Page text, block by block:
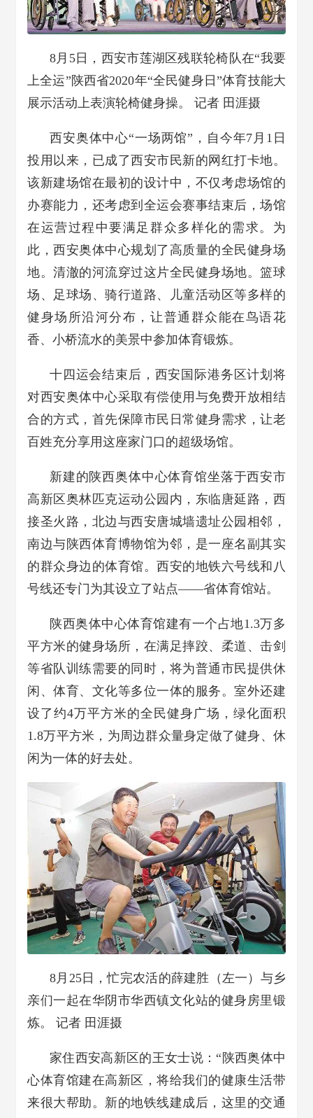
8月5日，西安市莲湖区残联轮椅队在“我要
上全运”陕西省2020年“全民健身日”体育技能大
展示活动上表演轮椅健身操。 记者 田涯摄
西安奥体中心“一场两馆”，自今年7月1日
投用以来，已成了西安市民新的网红打卡地。
该新建场馆在最初的设计中，不仅考虑场馆的
办赛能力，还考虑到全运会赛事结束后，场馆
在运营过程中要满足群众多样化的需求。为
此，西安奥体中心规划了高质量的全民健身场
地。清澈的河流穿过这片全民健身场地。篮球
场、足球场、骑行道路、儿童活动区等多样的
健身场所沿河分布，让普通群众能在鸟语花
香、小桥流水的美景中参加体育锻炼。
十四运会结束后，西安国际港务区计划将
对西安奥体中心采取有偿使用与免费开放相结
合的方式，首先保障市民日常健身需求，让老
百姓充分享用这座家门口的超级场馆。
新建的陕西奥体中心体育馆坐落于西安市
高新区奥林匹克运动公园内，东临唐延路，西
接圣火路，北边与西安唐城墙遗址公园相邻，
南边与陕西体育博物馆为邻，是一座名副其实
的群众身边的体育馆。西安的地铁六号线和八
号线还专门为其设立了站点——省体育馆站。
陕西奥体中心体育馆建有一个占地1.3万多
平方米的健身场所，在满足摔跤、柔道、击剑
等省队训练需要的同时，将为普通市民提供休
闲、体育、文化等多位一体的服务。室外还建
设了约4万平方米的全民健身广场，绿化面积
1.8万平方米，为周边群众量身定做了健身、休
闲为一体的好去处。
8月25日，忙完农活的薛建胜（左一）与乡
亲们一起在华阴市华西镇文化站的健身房里锻
炼。 记者 田涯摄
家住西安高新区的王女士说：“陕西奥体中
心体育馆建在高新区，将给我们的健康生活带
来很大帮助。新的地铁线建成后，这里的交通